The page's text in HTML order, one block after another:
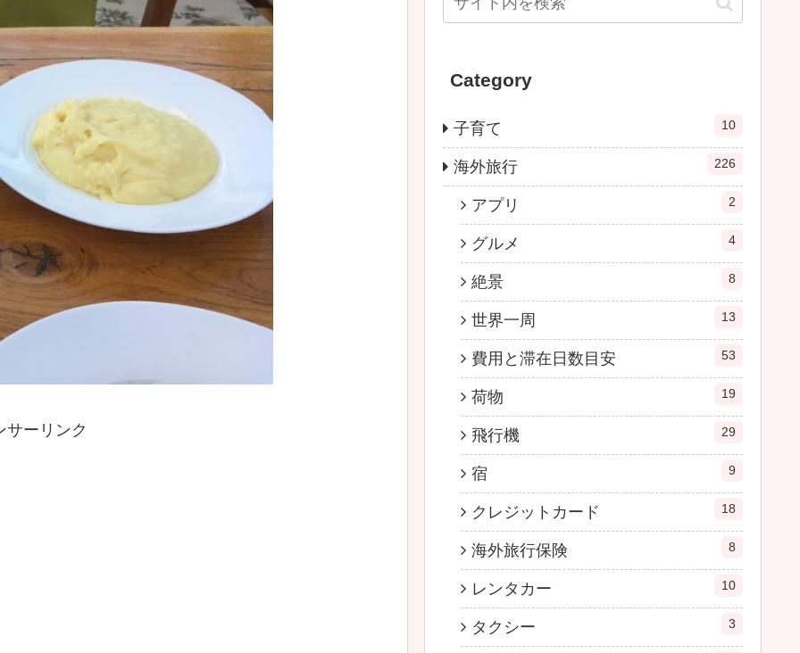
サーリンク
Category
子育て 10
海外旅行 226
アプリ 2
グルメ 4
絶景 8
世界一周 13
費用と滞在日数目安 53
荷物 19
飛行機 29
宿 9
クレジットカード 18
海外旅行保険 8
レンタカー 10
タクシー 3